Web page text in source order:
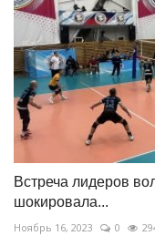
Встреча лидеров
шокировала...
Ноябрь 16, 2023 0